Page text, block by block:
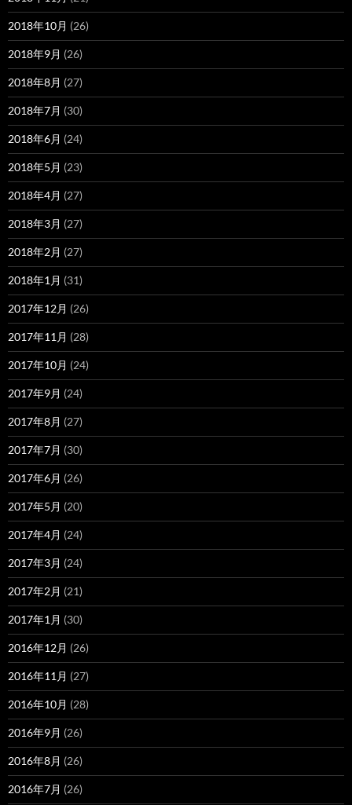
2018年10月 (26)
2018年9月 (26)
2018年8月 (27)
2018年7月 (30)
2018年6月 (24)
2018年5月 (23)
2018年4月 (27)
2018年3月 (27)
2018年2月 (27)
2018年1月 (31)
2017年12月 (26)
2017年11月 (28)
2017年10月 (24)
2017年9月 (24)
2017年8月 (27)
2017年7月 (30)
2017年6月 (26)
2017年5月 (20)
2017年4月 (24)
2017年3月 (24)
2017年2月 (21)
2017年1月 (30)
2016年12月 (26)
2016年11月 (27)
2016年10月 (28)
2016年9月 (26)
2016年8月 (26)
2016年7月 (26)